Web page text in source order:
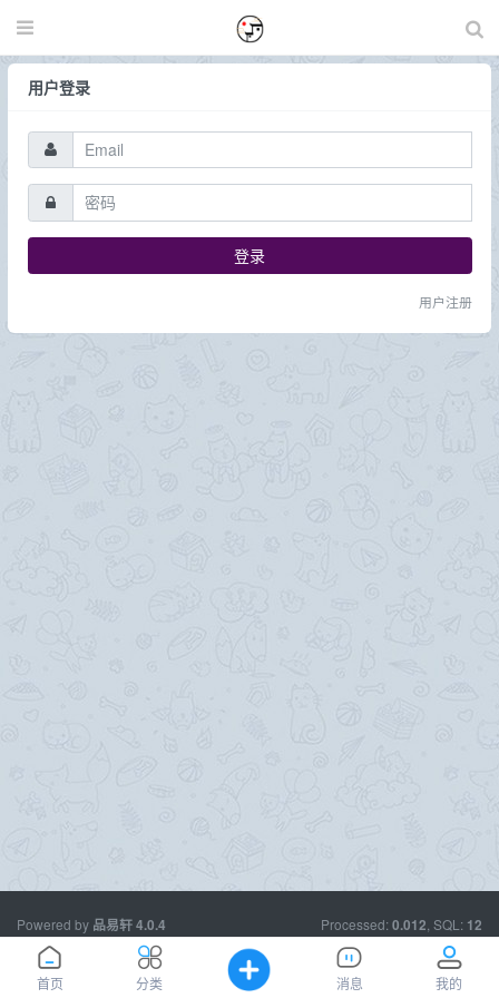
首页 分类 消息 我的
用户登录
登录
用户注册
Powered by 品易轩4.0.4
欢迎您，我们一起前行。--
www.usece.com
Processed: 0.012 , SQL: 12